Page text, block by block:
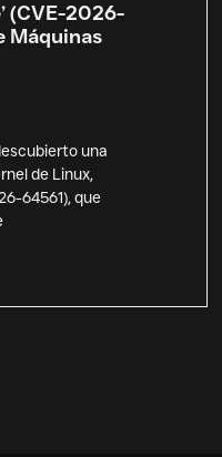
(CVE-2026-
Máquinas
una
de Linux,
64561), que